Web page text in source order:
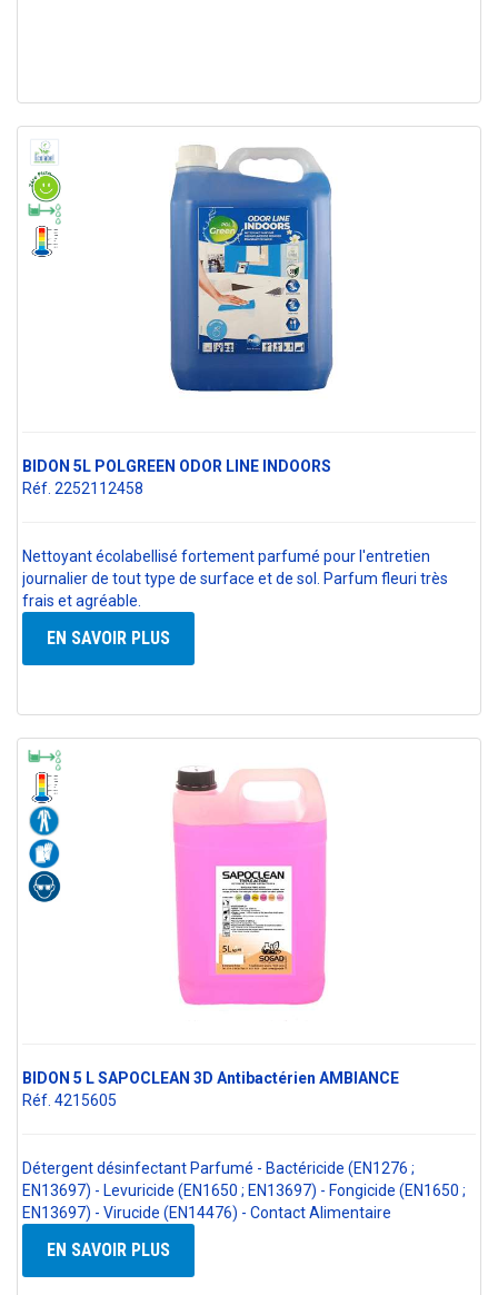
BIDON 5L POLGREEN ODOR LINE INDOORS
Réf. 2252112458
Nettoyant écolabellisé fortement parfumé pour l'entretien
journalier de tout type de surface et de sol. Parfum fleuri très
frais et agréable.
EN SAVOIR PLUS
BIDON 5 L SAPOCLEAN 3D Antibactérien AMBIANCE
Réf. 4215605
Détergent désinfectant Parfumé - Bactéricide (EN1276 ;
EN13697) - Levuricide (EN1650 ; EN13697) - Fongicide (EN1650 ;
EN13697) - Virucide (EN14476) - Contact Alimentaire
EN SAVOIR PLUS